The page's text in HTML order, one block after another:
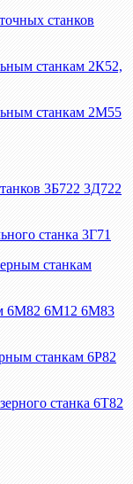
станков
станкам 2К52,
станкам 2М55
3Б722 3Д722
станка 3Г71
станкам
6М82 6М12 6М83
станкам 6Р82
станка 6Т82